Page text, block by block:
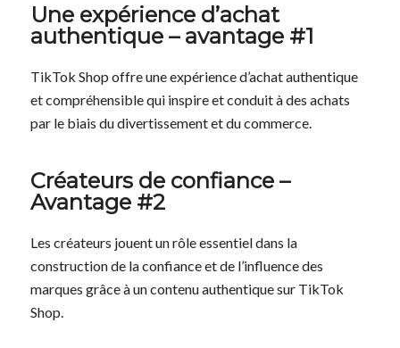
Une expérience d’achat
authentique – avantage #1
TikTok Shop offre une expérience d’achat authentique
et compréhensible qui inspire et conduit à des achats
par le biais du divertissement et du commerce.
Créateurs de confiance –
Avantage #2
Les créateurs jouent un rôle essentiel dans la
construction de la confiance et de l’influence des
marques grâce à un contenu authentique sur TikTok
Shop.